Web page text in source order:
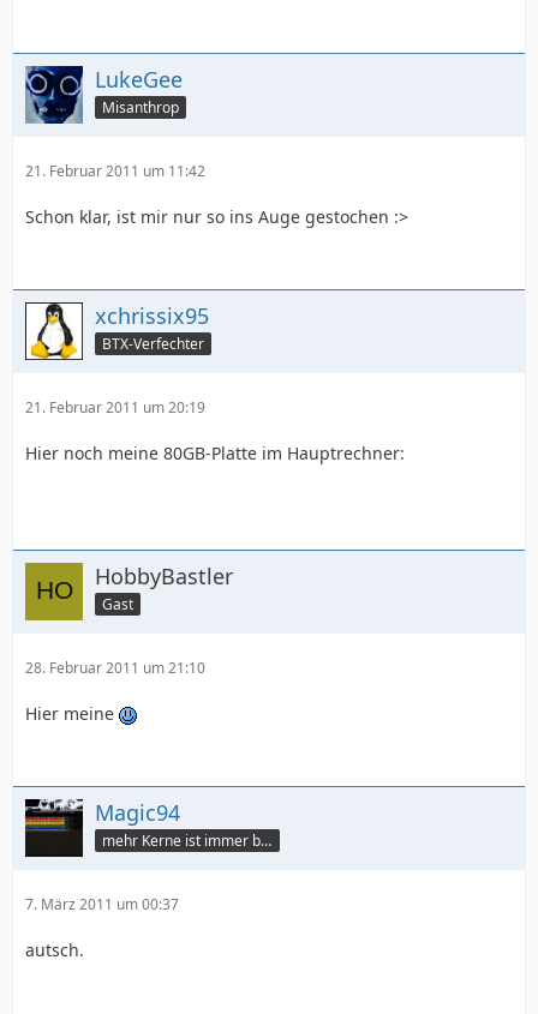
LukeGee
Misanthrop
21. Februar 2011 um 11:42
Schon klar, ist mir nur so ins Auge gestochen :>
xchrissix95
BTX-Verfechter
21. Februar 2011 um 20:19
Hier noch meine 80GB-Platte im Hauptrechner:
HobbyBastler
Gast
28. Februar 2011 um 21:10
Hier meine
Magic94
mehr Kerne ist immer besser
7. März 2011 um 00:37
autsch.